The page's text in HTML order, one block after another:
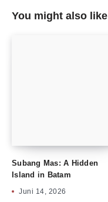
You might also like
Subang Mas: A Hidden
Island in Batam
Juni 14, 2026